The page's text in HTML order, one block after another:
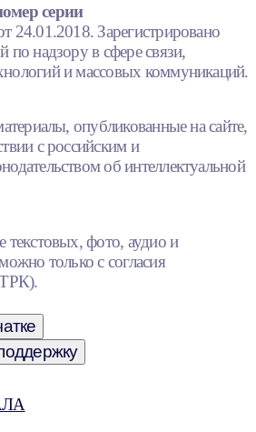
серии
Зарегистрировано
по надзору в сфере связи,
и массовых коммуникаций.
опубликованные на сайте,
с российским и
об интеллектуальной
текстовых, фото, аудио и
только с согласия